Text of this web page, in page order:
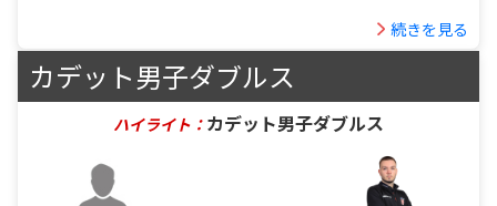
続きを見る
カデット男子ダブルス
ハイライト： カデット男子ダブルス